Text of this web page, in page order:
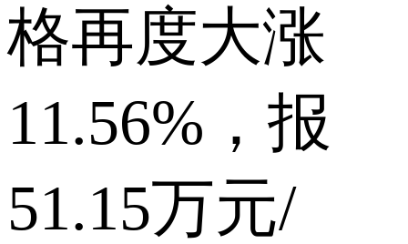
格再度大涨
11.56%，报
51.15万元/